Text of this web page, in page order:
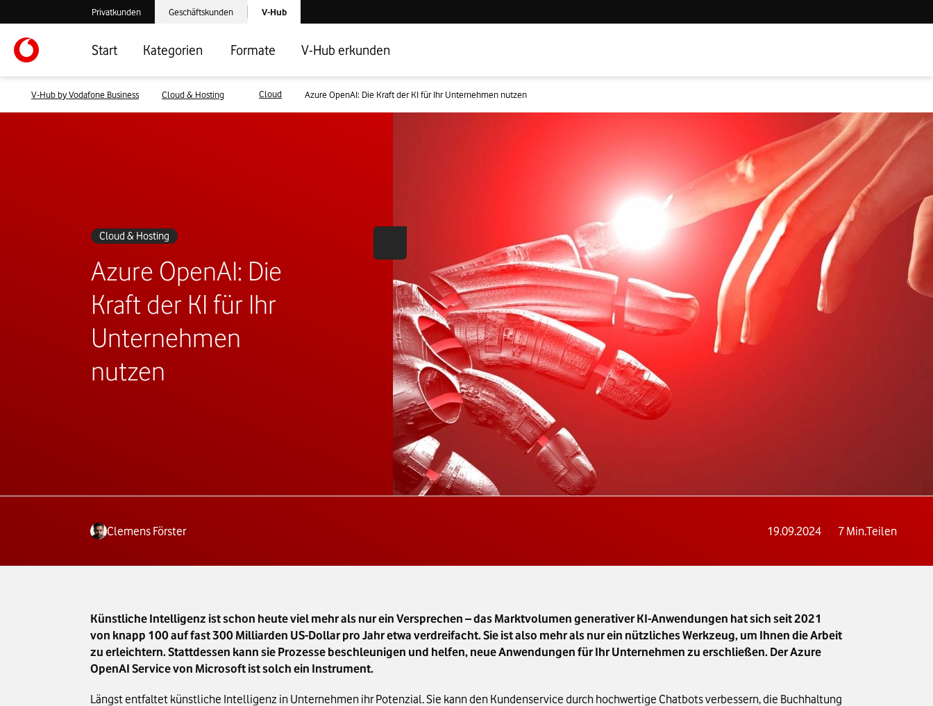
Verlassen der V-Hub Webseite: Zum Privatkundenbereich
Privatkunden Verlassen der V-Hub Webseite: Zum Geschäftskundenbereich
Geschäftskunden Laden der V-Hub Startseite
V-Hub
Start Kategorien Formate V-Hub erkunden
V-Hub by Vodafone Business Cloud & Hosting Cloud Azure OpenAI: Die Kraft der KI für Ihr Unternehmen nutzen
Cloud & Hosting
Azure OpenAI: Die
Kraft der KI für Ihr
Unternehmen
nutzen
Clemens Förster 19.09.2024 7Min.Teilen
Künstliche Intelligenz ist schon heute viel mehr als nur ein Versprechen – das Marktvolumen generativer KI-Anwendungen hat sich seit 2021
von knapp 100 auf fast 300 Milliarden US-Dollar pro Jahr etwa verdreifacht. Sie ist also mehr als nur ein nützliches Werkzeug, um Ihnen die Arbeit
zu erleichtern. Stattdessen kann sie Prozesse beschleunigen und helfen, neue Anwendungen für Ihr Unternehmen zu erschließen. Der Azure
OpenAI Service von Microsoft ist solch ein Instrument.
Längst entfaltet künstliche Intelligenz in Unternehmen ihr Potenzial. Sie kann den Kundenservice durch hochwertige Chatbots verbessern, die Buchhaltung